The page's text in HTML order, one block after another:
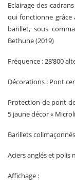
Eclairage des
qui fonctionne grâce
barillet, sous
Bethune (2019)
Fréquence : 28’800
Décorations : Pont
Protection de pont
5 jaune décor «
Barillets
Aciers anglés et polis
Affichage :